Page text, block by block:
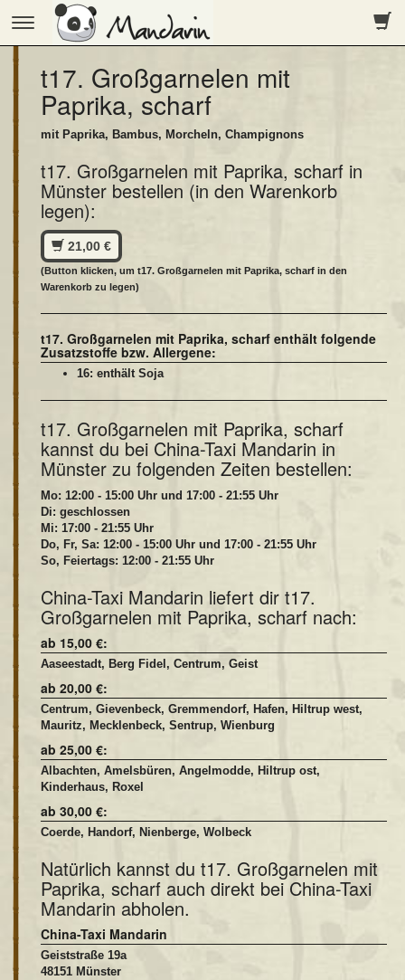
Toggle
navigation
t17. Großgarnelen mit
Paprika, scharf
mit Paprika, Bambus, Morcheln, Champignons
t17. Großgarnelen mit Paprika, scharf in
Münster bestellen (in den Warenkorb
legen):
21,00 €
(Button klicken, um t17. Großgarnelen mit Paprika, scharf in den
Warenkorb zu legen)
t17. Großgarnelen mit Paprika, scharf enthält folgende
Zusatzstoffe bzw. Allergene:
16: enthält Soja
t17. Großgarnelen mit Paprika, scharf
kannst du bei China-Taxi Mandarin in
Münster zu folgenden Zeiten bestellen:
Mo: 12:00 - 15:00 Uhr und 17:00 - 21:55 Uhr
Di: geschlossen
Mi: 17:00 - 21:55 Uhr
Do, Fr, Sa: 12:00 - 15:00 Uhr und 17:00 - 21:55 Uhr
So, Feiertags: 12:00 - 21:55 Uhr
China-Taxi Mandarin liefert dir t17.
Großgarnelen mit Paprika, scharf nach:
ab 15,00 €:
Aaseestadt, Berg Fidel, Centrum, Geist
ab 20,00 €:
Centrum, Gievenbeck, Gremmendorf, Hafen, Hiltrup west,
Mauritz, Mecklenbeck, Sentrup, Wienburg
ab 25,00 €:
Albachten, Amelsbüren, Angelmodde, Hiltrup ost,
Kinderhaus, Roxel
ab 30,00 €:
Coerde, Handorf, Nienberge, Wolbeck
Natürlich kannst du t17. Großgarnelen mit
Paprika, scharf auch direkt bei China-Taxi
Mandarin abholen.
China-Taxi Mandarin
Geiststraße 19a
48151 Münster